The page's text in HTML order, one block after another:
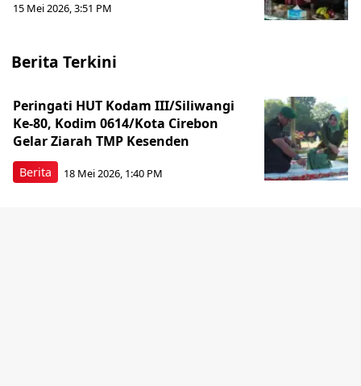
15 Mei 2026, 3:51 PM
Berita Terkini
Berita
Peringati HUT Kodam III/Siliwangi
Ke-80, Kodim 0614/Kota Cirebon
Gelar Ziarah TMP Kesenden
18 Mei 2026, 1:40 PM